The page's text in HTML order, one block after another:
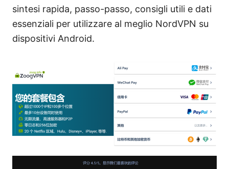
sintesi rapida, passo-passo, consigli utili e dati
essenziali per utilizzare al meglio NordVPN su
dispositivi Android.